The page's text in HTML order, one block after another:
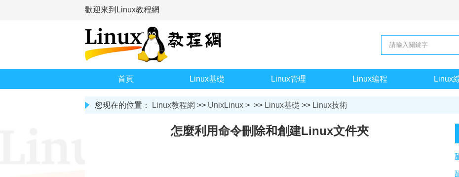
歡迎來到Linux教程網
首頁 Linux基礎 Linux管理 Linux編程 Linux
您现在的位置： Linux教程網 >> UnixLinux > >> Linux基礎 >> Linux技術
怎麼利用命令刪除和創建Linux文件夾